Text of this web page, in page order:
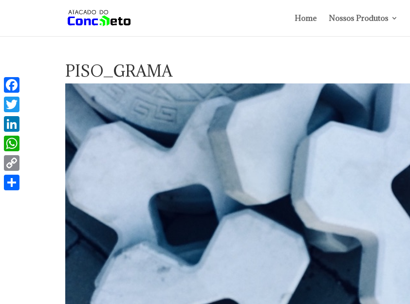
Home Nossos Produtos
PISO_GRAMA
Facebook
Twitter
LinkedIn
WhatsApp
Copy